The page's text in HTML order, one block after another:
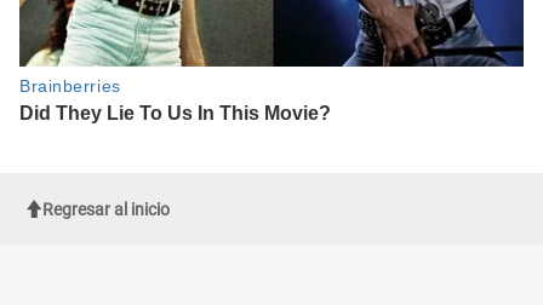
Regresar al inicio